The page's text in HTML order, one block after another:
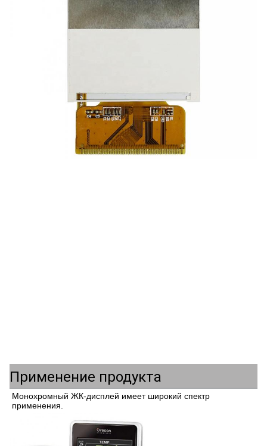
Применение продукта
Монохромный ЖК-дисплей имеет широкий спектр
применения.